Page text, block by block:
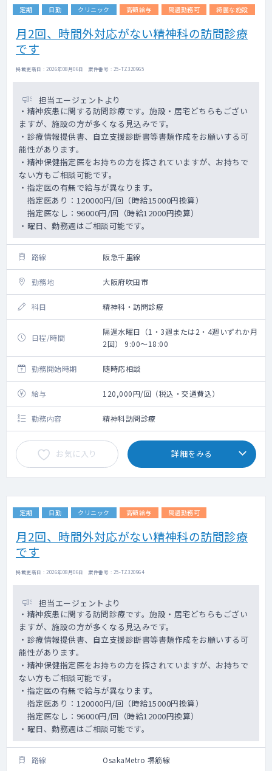
定期 日勤 クリニック 高額給与 隔週勤務可 綺麗な施設
月2回、時間外対応がない精神科の訪問診療
です
掲載更新日 : 2026年08月06日 案件番号 : 25-TZ320965
担当エージェントより
・精神疾患に関する訪問診療です。施設・居宅どちらもござい
ますが、施設の方が多くなる見込みです。
・診療情報提供書、自立支援診断書等書類作成をお願いする可
能性があります。
・精神保健指定医をお持ちの方を探されていますが、お持ちで
ない方もご相談可能です。
・指定医の有無で給与が異なります。
指定医あり：120000円/回（時給15000円換算）
指定医なし：96000円/回（時給12000円換算）
・曜日、勤務週はご相談可能です。
路線 阪急千里線
勤務地 大阪府吹田市
科目 精神科・訪問診療
日程/時間
隔週水曜日（1・3週または2・4週いずれか月
2回） 9:00～18:00
勤務開始時期 随時応相談
給与 120,000円/回（税込・交通費込）
勤務内容 精神科訪問診療
お気に入り 詳細をみる
定期 日勤 クリニック 高額給与 隔週勤務可
月2回、時間外対応がない精神科の訪問診療
です
掲載更新日 : 2026年08月06日 案件番号 : 25-TZ320964
担当エージェントより
・精神疾患に関する訪問診療です。施設・居宅どちらもござい
ますが、施設の方が多くなる見込みです。
・診療情報提供書、自立支援診断書等書類作成をお願いする可
能性があります。
・精神保健指定医をお持ちの方を探されていますが、お持ちで
ない方もご相談可能です。
・指定医の有無で給与が異なります。
指定医あり：120000円/回（時給15000円換算）
指定医なし：96000円/回（時給12000円換算）
・曜日、勤務週はご相談可能です。
路線 OsakaMetro 堺筋線